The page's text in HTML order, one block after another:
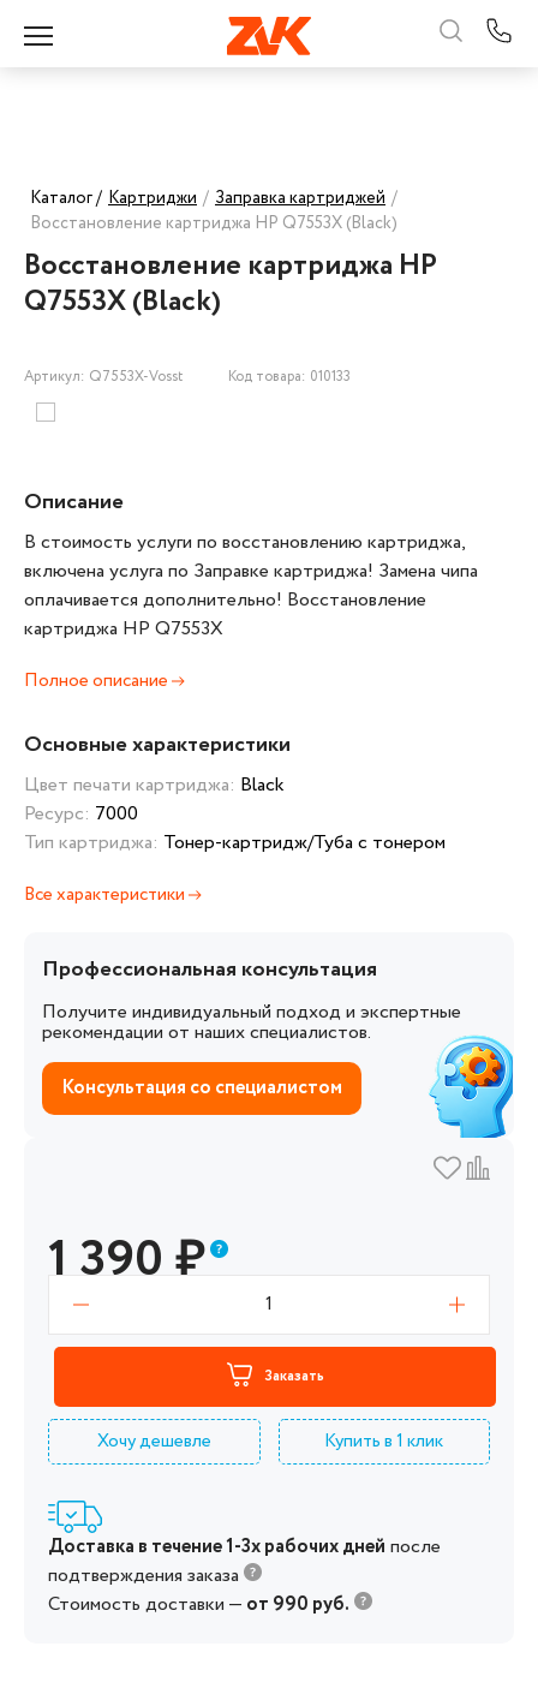
Каталог / Картриджи / Заправка картриджей /
Восстановление картриджа HP Q7553X (Black)
Восстановление картриджа HP
Q7553X (Black)
Артикул: Q7553X-Vosst Код товара: 010133
Описание
В стоимость услуги по восстановлению картриджа,
включена услуга по Заправке картриджа! Замена чипа
оплачивается дополнительно! Восстановление
картриджа HP Q7553X
Полное описание
Основные характеристики
Цвет печати картриджа: Black
Ресурс: 7000
Тип картриджа: Тонер-картридж/Туба с тонером
Все характеристики
Профессиональная консультация
Получите индивидуальный подход и экспертные
рекомендации от наших специалистов.
Консультация со специалистом
1 390₽
1
Заказать
Хочу дешевле Купить в 1 клик
Доставка в течение 1-3х рабочих дней после
подтверждения заказа
Стоимость доставки — от 990 руб.